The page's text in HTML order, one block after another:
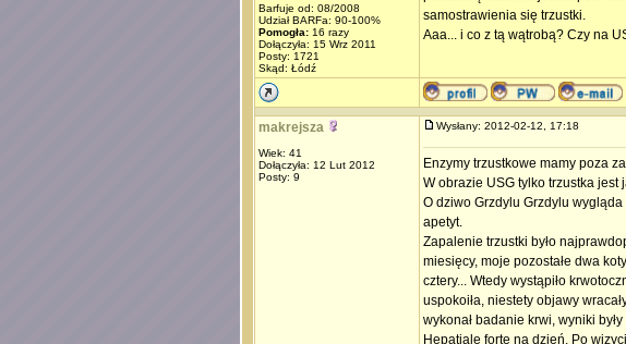
Barfuje od: 08/2008
Udział BARFa: 90-100%
Pomogła: 16 razy
Dołączyła: 15 Wrz 2011
Posty: 1721
Skąd: Łódź
samostrawienia się trzustki.
Aaa... i co z tą wątrobą? Czy na
makrejsza
Wiek: 41
Dołączyła: 12 Lut 2012
Posty: 9
Wysłany: 2012-02-12, 17:18
Enzymy trzustkowe mamy poza
W obrazie USG tylko trzustka
O dziwo Grzdylu Grzdylu
apetyt.
Zapalenie trzustki było
miesięcy, moje pozostałe dwa
cztery... Wtedy wystąpiło
uspokoiła, niestety objawy
wykonał badanie krwi, wyniki
Hepatiale forte na dzień. Po